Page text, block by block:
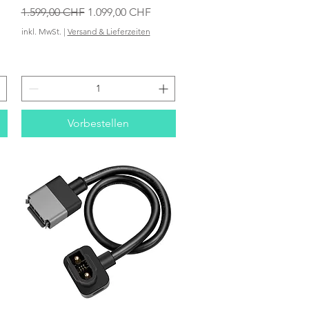
Standardpreis
1.599,00 CHF Sale-Preis
1.099,00 CHF
inkl. MwSt. | Versand & Lieferzeiten
Vorbestellen